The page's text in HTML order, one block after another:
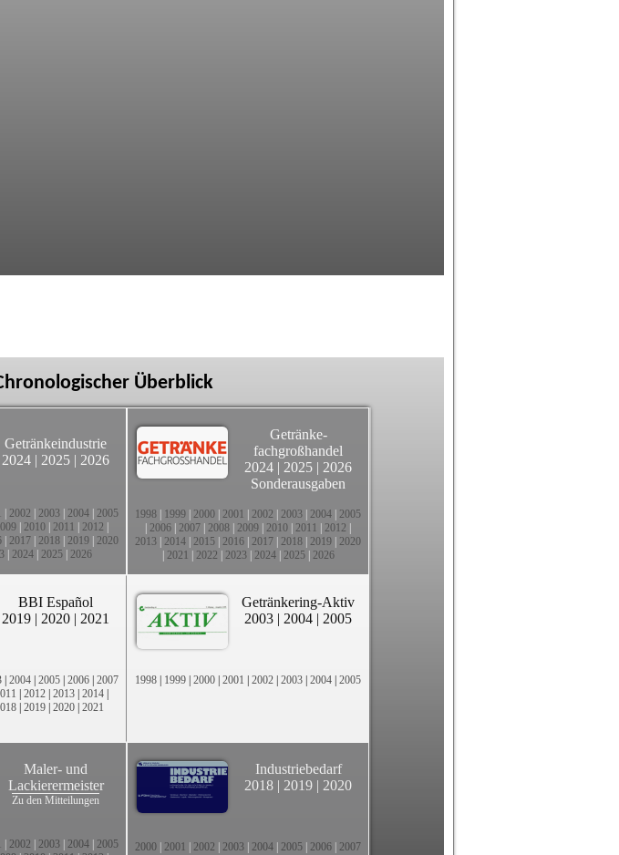
Überblick
Getränkeindustrie
2024 | 2025 | 2026
2002 2003 2004 2005
2010 2011 2012
2017 2018 2019 2020
| 2024| 2025| 2026
Getränke-
fachgroßhandel
2024 | 2025 | 2026
Sonderausgaben
1998 1999 2000 2001 2002 2003 2004 2005
2006 2007 2008 2009 2010 2011 2012
2013 2014 2015 2016 2017 2018 2019 2020
2021 2022 2023| 2024| 2025| 2026
BBI Español
2019 | 2020 | 2021
| 2004 | 2005 | 2006 | 2007
| 2012 | 2013 | 2014 |
| 2019 | 2020 | 2021
Getränkering-Aktiv
2003 | 2004 | 2005
1998 | 1999 | 2000 | 2001 | 2002 | 2003 | 2004 | 2005
Maler- und
Lackierermeister
Zu den Mitteilungen
2002 2003 2004 2005
Industriebedarf
2018 | 2019 | 2020
2000 2001 2002 2003 2004 2005 2006 2007